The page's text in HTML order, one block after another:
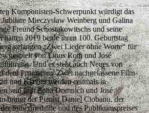
Komponisten-Schwerpunkt würdigt das
Mieczysław Weinberg und Galina
Freund Schostakowitschs und seine
hätten 2019 beide ihren 100. Geburtstag
gelangen „Zwei Lieder ohne Worte“ für
gespielt von Linus Roth und José
Und es steht auch Neues von
dem Programm: Zwei nachgelassene Film-
und Klavier werden erstmals in
sein (mit Ilona Domnich und José
bringt der Pianist Daniel Ciobanu, der
Silbermedaille und des Publikumspreises